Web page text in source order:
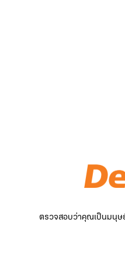
ตรวจสอบว่าคุณเป็นมนุษ